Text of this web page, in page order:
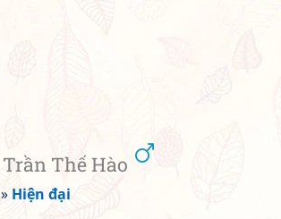
Trần Thế Hào
» Hiện đại